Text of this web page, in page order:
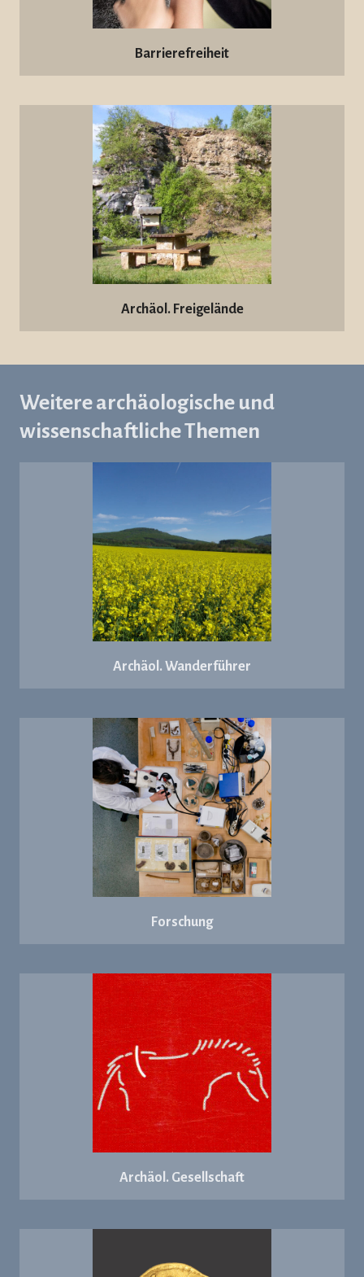
Barrierefreiheit
Archäol. Freigelände
Weitere archäologische und
wissenschaftliche Themen
Archäol. Wanderführer
Forschung
Archäol. Gesellschaft